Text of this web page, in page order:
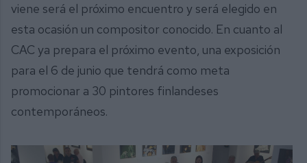
viene será el próximo encuentro y será elegido en
esta ocasión un compositor conocido. En cuanto al
CAC ya prepara el próximo evento, una exposición
para el 6 de junio que tendrá como meta
promocionar a 30 pintores finlandeses
contemporáneos.